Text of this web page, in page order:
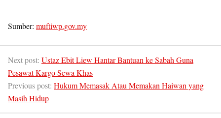
Sumber: muftiwp.gov.my
Next post: Ustaz Ebit Liew Hantar Bantuan ke Sabah Guna
Pesawat Kargo Sewa Khas
Previous post: Hukum Memasak Atau Memakan Haiwan yang
Masih Hidup